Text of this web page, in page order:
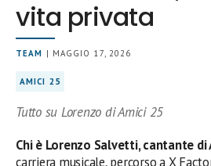
vita privata
TEAM | MAGGIO 17, 2026
AMICI 25
Tutto su Lorenzo di Amici 25
Chi è Lorenzo Salvetti, cantante di
carriera musicale, percorso a X